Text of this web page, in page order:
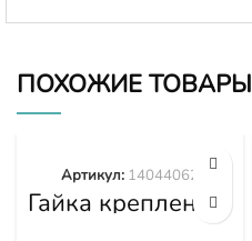
ПОХОЖИЕ ТОВАРЫ
Гайка крепления
башмака
Артикул: 14044062